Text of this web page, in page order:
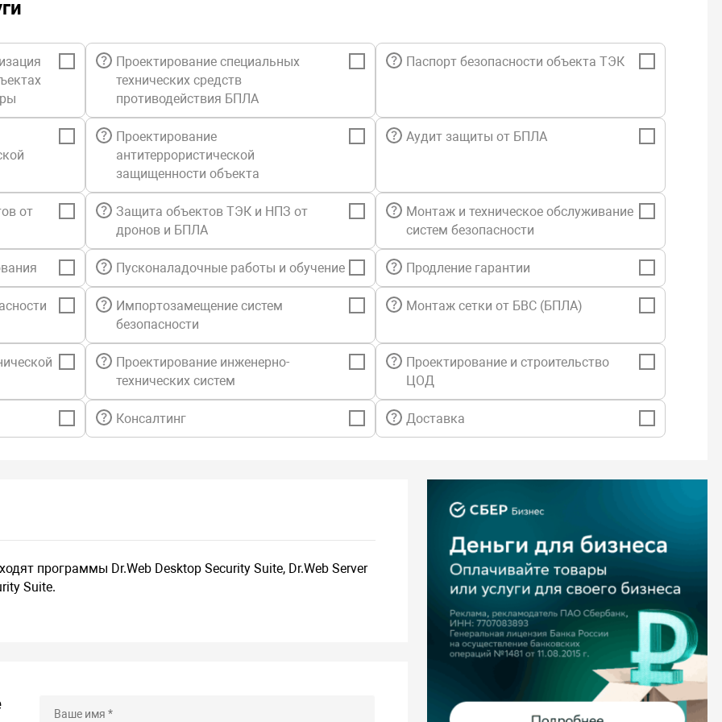
Проектирование специальных
технических средств
противодействия БПЛА
Паспорт безопасности объекта ТЭК
Проектирование
антитеррористической
защищенности объекта
Аудит защиты от БПЛА
от
Защита объектов ТЭК и НПЗ от
дронов и БПЛА
Монтаж и техническое обслуживание
систем безопасности
Пусконаладочные работы и обучение Продление гарантии
Импортозамещение систем
безопасности
Монтаж сетки от БВС (БПЛА)
Проектирование инженерно-
технических систем
Проектирование и строительство
ЦОД
Консалтинг Доставка
программы Dr.Web Desktop Security Suite, Dr.Web Server
Suite.